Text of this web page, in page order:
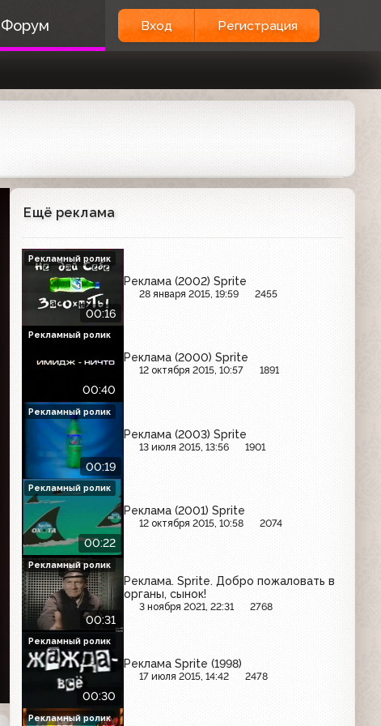
Форум Вход Регистрация
Ещё реклама
00:16
Реклама (2002) Sprite
28 января 2015, 19:59 2455
Рекламный ролик
00:40
Реклама (2000) Sprite
12 октября 2015, 10:57 1891
Рекламный ролик
00:19
Реклама (2003) Sprite
13 июля 2015, 13:56 1901
Рекламный ролик
00:22
Реклама (2001) Sprite
12 октября 2015, 10:58 2074
Рекламный ролик
00:31
Реклама. Sprite. Добро пожаловать в
органы, сынок!
3 ноября 2021, 22:31 2768
Рекламный ролик
00:30
Реклама Sprite (1998)
17 июля 2015, 14:42 2478
Рекламный ролик
Рекламный ролик